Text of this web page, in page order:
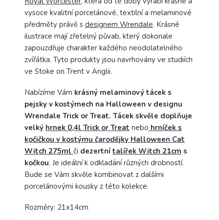
vysoce kvalitní porcelánové, textilní a melaminové
předměty právě s designem Wrendale. Krásné
ilustrace mají zřetelný půvab, který dokonale
zapouzdřuje charakter každého neodolatelného
zvířátka. Tyto produkty jsou navrhovány ve studiích
ve Stoke on Trent v Anglii.
Nabízíme Vám krásný melaminový tácek s
pejsky v kostýmech na Halloween v designu
Wrendale Trick or Treat. Tácek skvěle doplňuje
velký hrnek 0,4l Trick or Treat nebo hrníček s
kočičkou v kostýmu čarodějky Halloween Cat
Witch 275ml či dezertní talířek Witch 21cm s
kočkou. Je ideální k odkladání různých drobností.
Bude se Vám skvěle kombinovat z dalšími
porcelánovými kousky z této kolekce.
Rozměry: 21x14cm